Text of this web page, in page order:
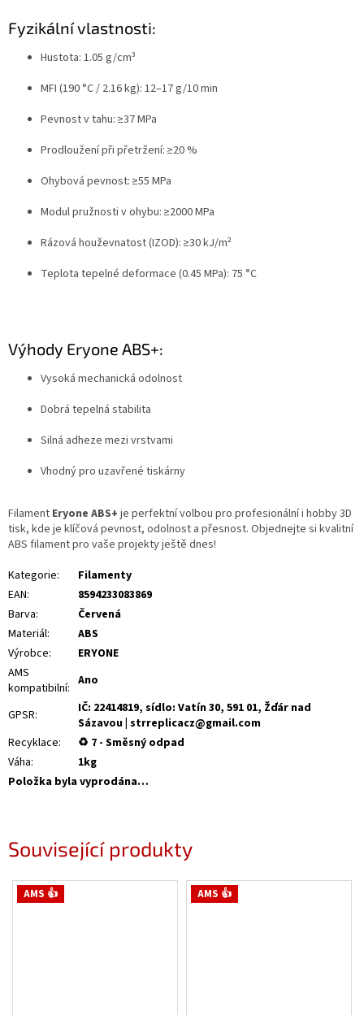
Související produkty
AMS 👍 AMS 👍
Fyzikální vlastnosti:
Hustota: 1.05 g/cm³
MFI (190 °C / 2.16 kg): 12–17 g/10 min
Pevnost v tahu: ≥37 MPa
Prodloužení při přetržení: ≥20 %
Ohybová pevnost: ≥55 MPa
Modul pružnosti v ohybu: ≥2000 MPa
Rázová houževnatost (IZOD): ≥30 kJ/m²
Teplota tepelné deformace (0.45 MPa): 75 °C
Výhody Eryone ABS+:
Vysoká mechanická odolnost
Dobrá tepelná stabilita
Silná adheze mezi vrstvami
Vhodný pro uzavřené tiskárny
Filament Eryone ABS+ je perfektní volbou pro profesionální i hobby 3D
tisk, kde je klíčová pevnost, odolnost a přesnost. Objednejte si kvalitní
ABS filament pro vaše projekty ještě dnes!
Kategorie:
Filamenty
EAN:
8594233083869
Barva:
Červená
Materiál:
ABS
Výrobce:
ERYONE
AMS
kompatibilní: Ano
GPSR:
IČ: 22414819, sídlo: Vatín 30, 591 01, Žďár nad
Sázavou | strreplicacz@gmail.com
Recyklace:
♻ 7 - Směsný odpad
Váha:
1kg
Položka byla vyprodána…